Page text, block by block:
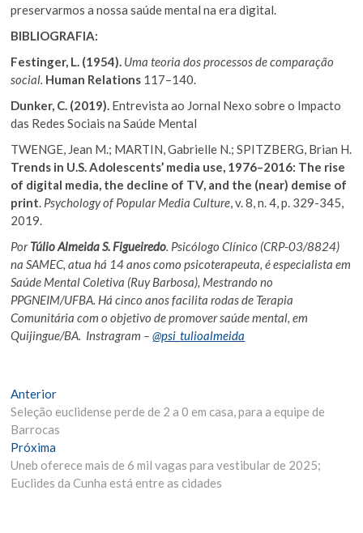
preservarmos a nossa saúde mental na era digital.
BIBLIOGRAFIA:
Festinger, L. (1954). Uma teoria dos processos de comparação
social. Human Relations 117–140.
Dunker, C. (2019). Entrevista ao Jornal Nexo sobre o Impacto
das Redes Sociais na Saúde Mental
TWENGE, Jean M.; MARTIN, Gabrielle N.; SPITZBERG, Brian H.
Trends in U.S. Adolescents’ media use, 1976–2016: The rise
of digital media, the decline of TV, and the (near) demise of
print Psychology of Popular Media Culture , v. 8, n. 4, p. 329-345,
2019.
PorTúlio Almeida S. Figueiredo . Psicólogo Clínico (CRP-03/8824)
na SAMEC, atua há 14 anos como psicoterapeuta, é especialista em
Saúde Mental Coletiva (Ruy Barbosa), Mestrando no
PPGNEIM/UFBA. Há cinco anos facilita rodas de Terapia
Comunitária com o objetivo de promover saúde mental, em
Quijingue/BA. Instragram –@psi_tulioalmeida
Navegação
de
Post
AnteriorMatéria
Anterior:
Seleção euclidense perde de 2 a 0 em casa, para a equipe de
Barrocas
Próxima
Materia:
Uneb oferece mais de 6 mil vagas para vestibular de 2025;
Euclides da Cunha está entre as cidades